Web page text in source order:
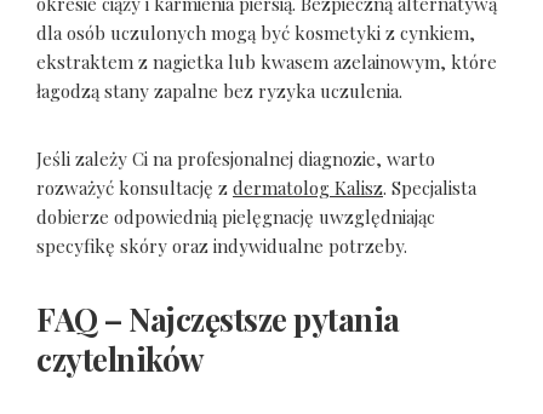
dla osób uczulonych mogą być kosmetyki z cynkiem,
ekstraktem z nagietka lub kwasem azelainowym, które
łagodzą stany zapalne bez ryzyka uczulenia.
Jeśli zależy Ci na profesjonalnej diagnozie, warto
rozważyć konsultację z dermatolog Kalisz. Specjalista
dobierze odpowiednią pielęgnację uwzględniając
specyfikę skóry oraz indywidualne potrzeby.
FAQ – Najczęstsze pytania
czytelników